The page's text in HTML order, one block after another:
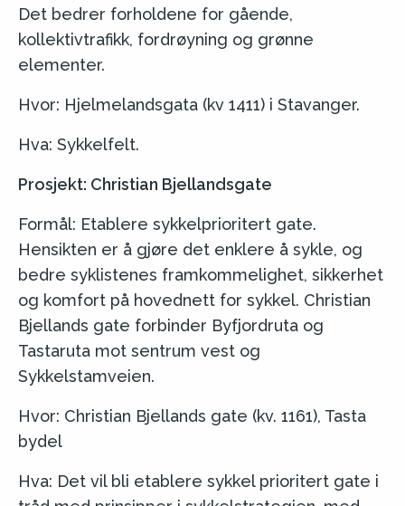
Det bedrer forholdene for gående,
kollektivtrafikk, fordrøyning og grønne
elementer.
Hvor: Hjelmelandsgata (kv 1411) i Stavanger.
Hva: Sykkelfelt.
Prosjekt: Christian Bjellandsgate
Formål: Etablere sykkelprioritert gate.
Hensikten er å gjøre det enklere å sykle, og
bedre syklistenes framkommelighet, sikkerhet
og komfort på hovednett for sykkel. Christian
Bjellands gate forbinder Byfjordruta og
Tastaruta mot sentrum vest og
Sykkelstamveien.
Hvor: Christian Bjellands gate (kv. 1161), Tasta
bydel
Hva: Det vil bli etablere sykkel prioritert gate i